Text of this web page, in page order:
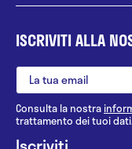
ISCRIVITI ALLA
Consulta la nostra
trattamento dei tuoi dati.